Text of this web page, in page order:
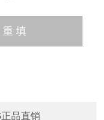
品直销